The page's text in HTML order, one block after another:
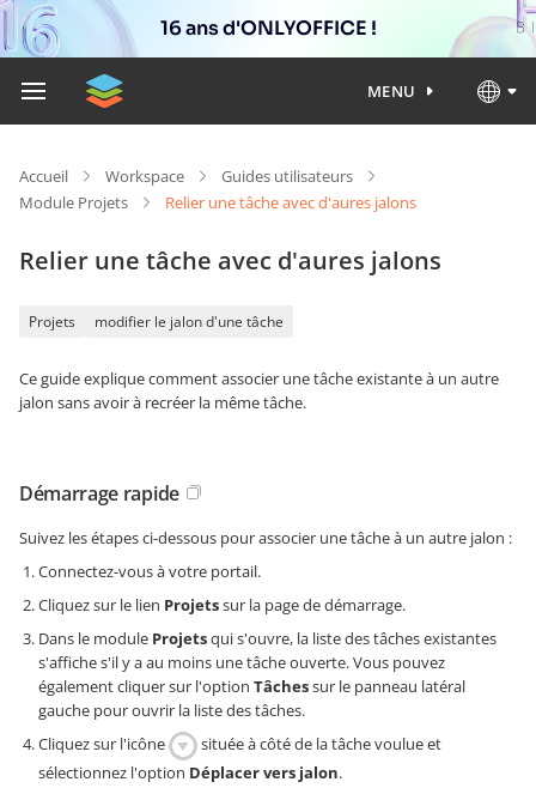
16 ans d'ONLYOFFICE !
MENU
Accueil Workspace
Guides utilisateurs
Module Projets
Relier une tâche avec d'aures jalons
Relier une tâche avec d'aures jalons
Projets modifier le jalon d'une tâche
Ce guide explique comment associer une tâche existante à un autre
jalon sans avoir à recréer la même tâche.
Démarrage rapide
Suivez les étapes ci-dessous pour associer une tâche à un autre jalon :
Connectez-vous à votre portail.
Cliquez sur le lien Projetssur la page de démarrage.
Dans le module Projetsqui s'ouvre, la liste des tâches existantes
s'affiche s'il y a au moins une tâche ouverte. Vous pouvez
également cliquer sur l'option Tâchessur le panneau latéral
gauche pour ouvrir la liste des tâches.
Cliquez sur l'icône
située à côté de la tâche voulue et
sélectionnez l'option Déplacer vers jalon.